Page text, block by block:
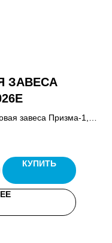
ЗАВЕСА
завеса Призма-1,
КУПИТЬ